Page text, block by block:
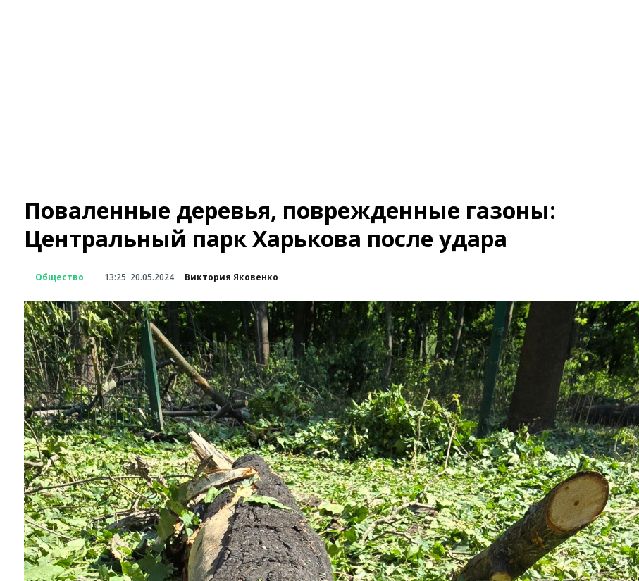
Поваленные деревья, поврежденные газоны:
Центральный парк Харькова после удара
Общество 13:25 20.05.2024 Виктория Яковенко